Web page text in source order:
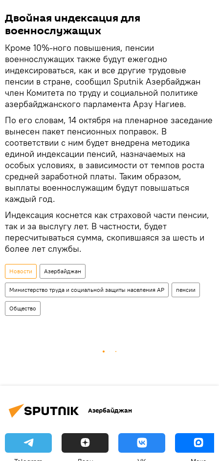
Двойная индексация для
военнослужащих
Кроме 10%-ного повышения, пенсии
военнослужащих также будут ежегодно
индексироваться, как и все другие трудовые
пенсии в стране, сообщил Sputnik Азербайджан
член Комитета по труду и социальной политике
азербайджанского парламента Арзу Нагиев.
По его словам, 14 октября на пленарное заседание
вынесен пакет пенсионных поправок. В
соответствии с ним будет внедрена методика
единой индексации пенсий, назначаемых на
особых условиях, в зависимости от темпов роста
средней заработной платы. Таким образом,
выплаты военнослужащим будут повышаться
каждый год.
Индексация коснется как страховой части пенсии,
так и за выслугу лет. В частности, будет
пересчитываться сумма, скопившаяся за шесть и
более лет службы.
Новости Азербайджан
Министерство труда и социальной защиты населения АР пенсии
Общество
Азербайджан